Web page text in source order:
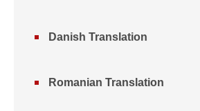
Danish Translation
Romanian Translation